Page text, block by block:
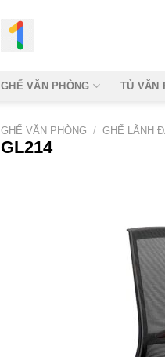
GHẾ VĂN PHÒNG TỦ VĂN
GHẾ VĂN PHÒNG / GHẾ LÃNH
GL214